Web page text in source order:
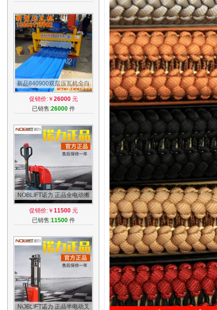
新品840900双层压瓦机全自
动彩钢压瓦机彩瓦机器铁皮瓦
机设备高配
促销价:￥ 26000元
已销售:26000件
NOBLIFT诺力 正品全电动搬
运车电动液压托盘车电瓶地牛
叉车EPT15
促销价:￥ 11500元
已销售:11500件
NOBLIFT诺力 正品半电动叉